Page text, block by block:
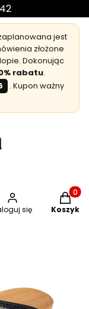
jest
złożone
Dokonując
rabatu.
. Kupon ważny
się Koszyk